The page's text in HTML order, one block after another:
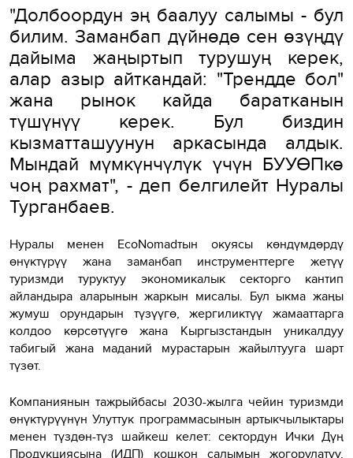
"Долбоордун эң баалуу салымы - бул
билим. Заманбап дүйнөдө сен өзүңдү
дайыма жаңыртып турушуң керек,
алар азыр айткандай: "Трендде бол"
жана рынок кайда баратканын
түшүнүү керек. Бул биздин
кызматташуунун аркасында алдык.
Мындай мүмкүнчүлүк үчүн БУУӨПкө
чоң рахмат", - деп белгилейт Нуралы
Турганбаев.
Нуралы менен ЕcoNomadтын окуясы көндүмдөрдү
өнүктүрүү жана заманбап инструменттерге жетүү
туризмди туруктуу экономикалык секторго кантип
айландыра аларынын жаркын мисалы. Бул ыкма жаңы
жумуш орундарын түзүүгө, жергиликтүү жамааттарга
колдоо көрсөтүүгө жана Кыргызстандын уникалдуу
табигый жана маданий мурастарын жайылтууга шарт
түзөт.
Компаниянын тажрыйбасы 2030-жылга чейин туризмди
өнүктүрүүнүн Улуттук программасынын артыкчылыктары
менен түздөн-түз шайкеш келет: сектордун Ички Дүң
Продукциясына (ИДП) кошкон салымын жогорулатуу,